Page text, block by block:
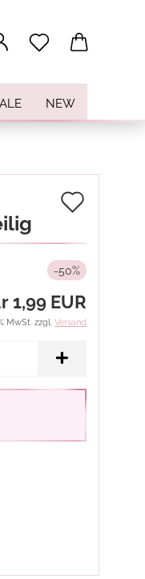
NEW
-50%
1,99 EUR
MwSt. zzgl. Versand